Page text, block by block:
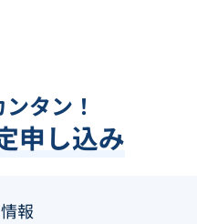
タン！
申し込み
報